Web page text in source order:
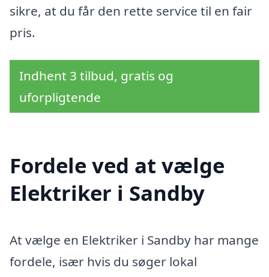
sikre, at du får den rette service til en fair
pris.
Indhent 3 tilbud, gratis og
uforpligtende
Fordele ved at vælge
Elektriker i Sandby
At vælge en Elektriker i Sandby har mange
fordele, især hvis du søger lokal